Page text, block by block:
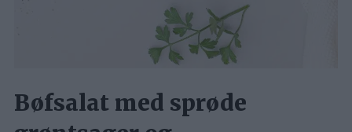
Bøfsalat med sprøde